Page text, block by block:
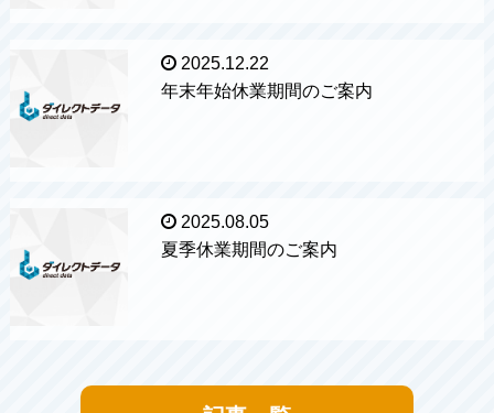
2025.12.22
年末年始休業期間のご案内
2025.08.05
夏季休業期間のご案内